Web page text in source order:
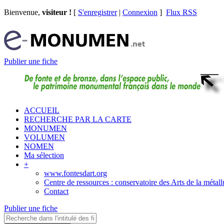
Bienvenue, visiteur ! [ S'enregistrer| Connexion ] Flux RSS
Publier une fiche
ACCUEIL
RECHERCHE PAR LA CARTE
MONUMEN
VOLUMEN
NOMEN
Ma sélection
+
www.fontesdart.org
Centre de ressources : conservatoire des Arts de la
Contact
Publier une fiche